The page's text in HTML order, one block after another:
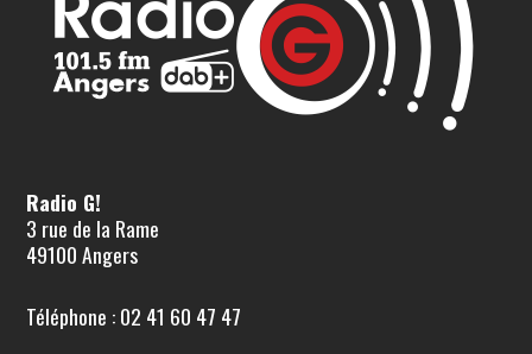
Radio G!
3 rue de la Rame
49100 Angers
Téléphone : 02 41 60 47 47